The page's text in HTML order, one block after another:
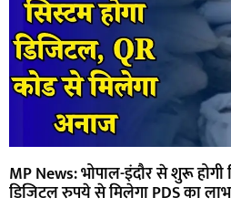
MP News: भोपाल-इंदौर से शुरू होगी
डिजिटल रुपये से मिलेगा PDS का लाभ